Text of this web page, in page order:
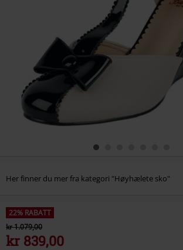
Her finner du mer fra kategori "Høyhælete sko"
22% RABATT
kr 1.079,00
kr 839,00